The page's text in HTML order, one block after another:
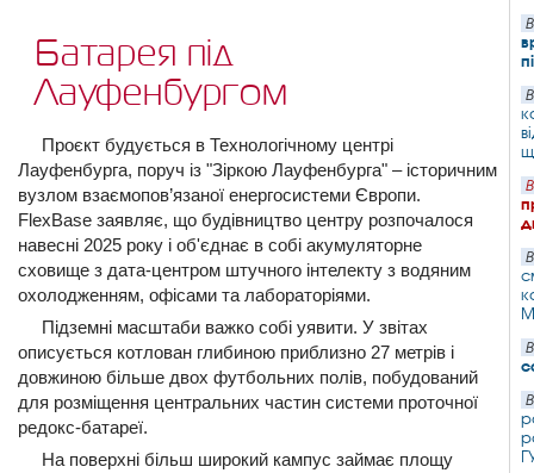
Батарея під
Лауфенбургом
Проєкт будується в Технологічному центрі
Лауфенбурга, поруч із "Зіркою Лауфенбурга" – історичним
вузлом взаємопов’язаної енергосистеми Європи.
FlexBase заявляє, що будівництво центру розпочалося
навесні 2025 року і об'єднає в собі акумуляторне
сховище з дата-центром штучного інтелекту з водяним
охолодженням, офісами та лабораторіями.
Підземні масштаби важко собі уявити. У звітах
описується котлован глибиною приблизно 27 метрів і
довжиною більше двох футбольних полів, побудований
для розміщення центральних частин системи проточної
редокс-батареї.
На поверхні більш широкий кампус займає площу